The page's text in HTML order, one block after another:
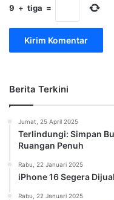
9 + tiga =
Berita Terkini
Jumat, 25 April 2025
Terlindungi: Simpan
Ruangan Penuh
Rabu, 22 Januari 2025
iPhone 16 Segera
Rabu, 22 Januari 2025